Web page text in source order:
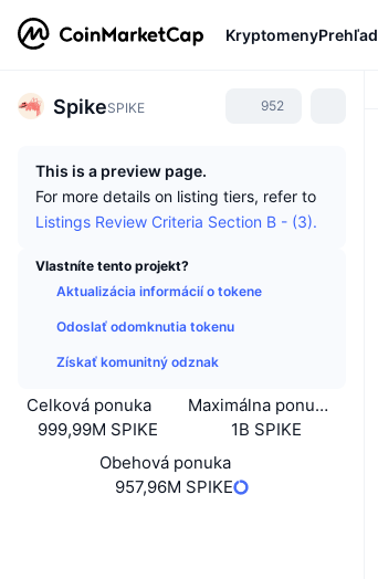
Kryptomeny
SpikeSPIKE 952
This is a preview page.
For more details on listing tiers, refer to
Listings Review Criteria Section B - (3).
Vlastníte tento projekt?
Aktualizácia informácií o tokene
Odoslať odomknutia tokenu
Získať komunitný odznak
Celková ponuka
999,99M SPIKE
Maximálna ponuka
1B SPIKE
Obehová ponuka
957,96M SPIKE